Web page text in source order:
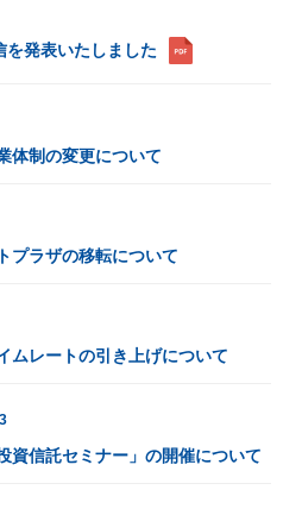
発表いたしました
体制の変更について
プラザの移転について
ムレートの引き上げについて
資信託セミナー」の開催について